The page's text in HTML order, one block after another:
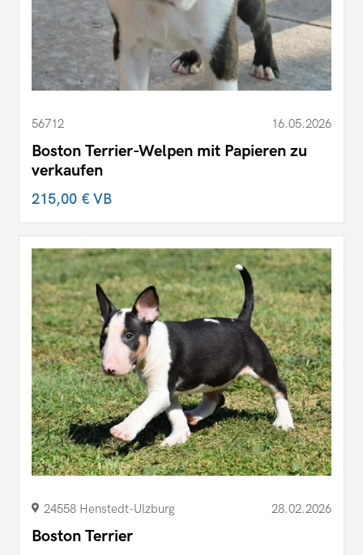
56712 16.05.2026
Boston Terrier-Welpen mit Papieren zu
verkaufen
215,00 €VB
24558 Henstedt-Ulzburg 28.02.2026
Boston Terrier